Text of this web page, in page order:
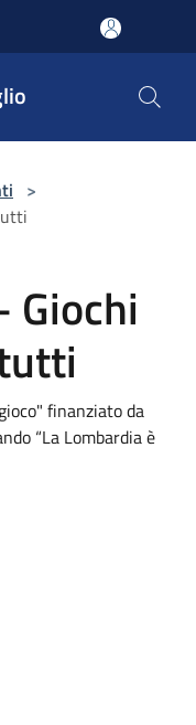
>
Giochi
finanziato da
“La Lombardia è